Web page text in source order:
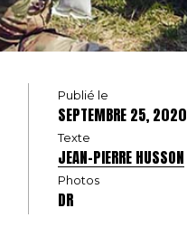
Publié le
SEPTEMBRE 25, 2020
Texte
JEAN-PIERRE HUSSON
Photos
DR